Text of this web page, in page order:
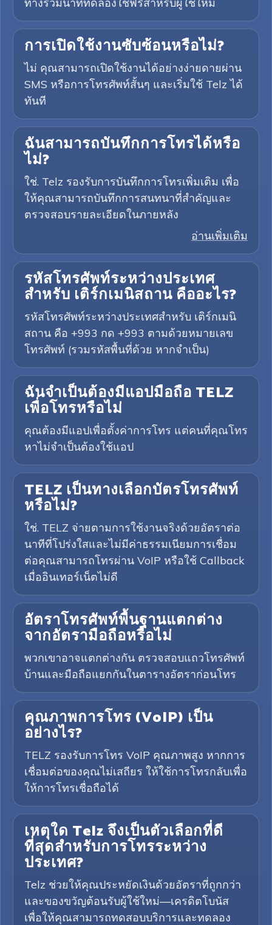
การเปิดใช้งานซับซ้อนหรือไม่?
ไม่ คุณสามารถเปิดใช้งานได้อย่างง่ายดายผ่าน
SMS หรือการโทรศัพท์สั้นๆ และเริ่มใช้ Telz ได้
ทันที
ฉันสามารถบันทึกการโทรได้หรือ
ไม่?
ใช่. Telz รองรับการบันทึกการโทรเพิ่มเติม เพื่อ
ให้คุณสามารถบันทึกการสนทนาที่สำคัญและ
ตรวจสอบรายละเอียดในภายหลัง
อ่านเพิ่มเติม
รหัสโทรศัพท์ระหว่างประเทศ
สำหรับ เติร์กเมนิสถาน คืออะไร?
รหัสโทรศัพท์ระหว่างประเทศสำหรับ เติร์กเมนิ
สถาน คือ +993 กด +993 ตามด้วยหมายเลข
โทรศัพท์ (รวมรหัสพื้นที่ด้วย หากจำเป็น)
ฉันจำเป็นต้องมีแอปมือถือ TELZ
เพื่อโทรหรือไม่
คุณต้องมีแอปเพื่อตั้งค่าการโทร แต่คนที่คุณโทร
หาไม่จำเป็นต้องใช้แอป
TELZ เป็นทางเลือกบัตรโทรศัพท์
หรือไม่?
ใช่. TELZ จ่ายตามการใช้งานจริงด้วยอัตราต่อ
นาทีที่โปร่งใสและไม่มีค่าธรรมเนียมการเชื่อม
ต่อคุณสามารถโทรผ่าน VoIP หรือใช้ Callback
เมื่ออินเทอร์เน็ตไม่ดี
อัตราโทรศัพท์พื้นฐานแตกต่าง
จากอัตรามือถือหรือไม่
พวกเขาอาจแตกต่างกัน ตรวจสอบแถวโทรศัพท์
บ้านและมือถือแยกกันในตารางอัตราก่อนโทร
คุณภาพการโทร (VoIP) เป็น
อย่างไร?
TELZ รองรับการโทร VoIP คุณภาพสูง หากการ
เชื่อมต่อของคุณไม่เสถียร ให้ใช้การโทรกลับเพื่อ
ให้การโทรเชื่อถือได้
เหตุใด Telz จึงเป็นตัวเลือกที่ดี
ที่สุดสำหรับการโทรระหว่าง
ประเทศ?
Telz ช่วยให้คุณประหยัดเงินด้วยอัตราที่ถูกกว่า
และของขวัญต้อนรับผู้ใช้ใหม่—เครดิตโบนัส
เพื่อให้คุณสามารถทดสอบบริการและทดลอง